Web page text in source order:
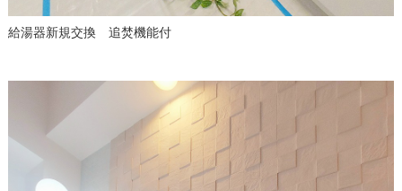
給湯器新規交換 追焚機能付